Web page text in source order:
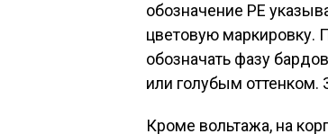
обозначение PE
цветовую маркировку.
обозначать фазу
или голубым
Кроме вольтажа, на